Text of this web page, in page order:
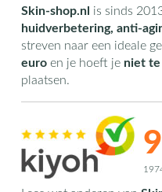
Skin-shop.nl is sinds
huidverbetering, anti-
streven naar een ideale
euroen je hoeft je niet
plaatsen.